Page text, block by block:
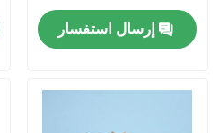
أشرطة فيديو
إرسال استفسار